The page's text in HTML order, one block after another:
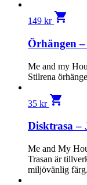
149 kr shopping_cart
Örhängen
Me and my
Stilrena
35 kr shopping_cart
Disktrasa –
Me and My
Trasan är
miljövänlig färg.